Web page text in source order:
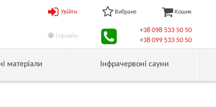
Увійти Вибране Кошик
Офлайн
+38 098 533 50 50
+38 099 533 50 50
матеріали Інфрачервоні сауни